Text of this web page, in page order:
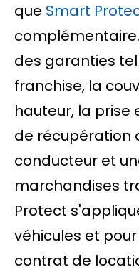
que Smart
des garanties
franchise, la
hauteur, la prise
de récupération
conducteur et
marchandises
Protect
véhicules et
contrat de